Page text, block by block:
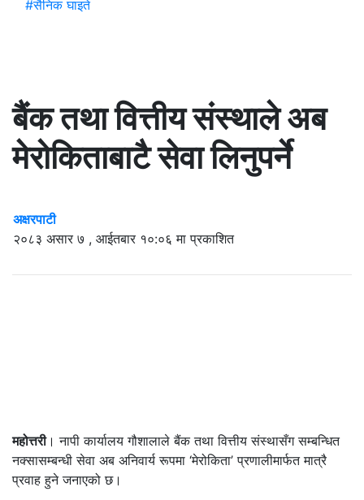
#सैनिक घाइते
बैंक तथा वित्तीय संस्थाले अब
मेरोकिताबाटै सेवा लिनुपर्ने
अक्षरपाटी
२०८३ असार ७ , आईतबार १०:०६ मा प्रकाशित
महोत्तरी। नापी कार्यालय गौशालाले बैंक तथा वित्तीय संस्थासँग सम्बन्धित
नक्सासम्बन्धी सेवा अब अनिवार्य रूपमा ‘मेरोकिता’ प्रणालीमार्फत मात्रै
प्रवाह हुने जनाएको छ।